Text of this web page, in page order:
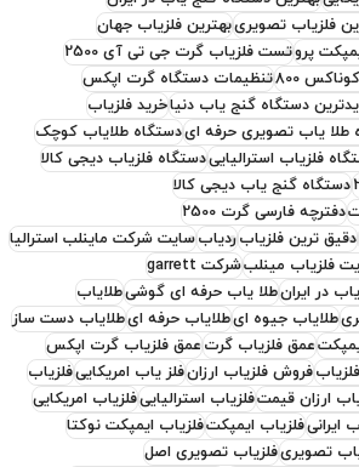
فلزیاب تصویریبهترین فلزیاب جهان
پروتست فلزیاب گرت جی تی آی 2500
800
تنظیمات دستگاه گرت اپکس
دستگاه گنج یاب دنیاخرید فلزیاب
طلا یاب تصویری حرفه ایدستگاه طلایاب کوچک
فلزیاب استرالیاییدستگاه فلزیاب دیجی کالا
دستگاه گنج یاب دیجی کالا
دفترچه فارسی گرت 2500
دقیق ترین فلزیابردیابسایت شرکت ماینلب استرالیا
فلزیاب مینلبشرکت garrett
در ایرانطلا یاب حرفه ای گوشیطلایاب
طلایاب جیوه ایطلایاب حرفه ایطلایاب دست ساز
عمق فلزیاب گرتعمق فلزیاب گرت اپکس
فروش فلزیاب ارزانفلز یاب امریکاییفلزیاب
ارزان قیمتفلزیاب استرالیاییفلزیاب امریکایی
ایرانیفلزیاب ایمپکتفلزیاب ایمپکت نوکتا
تصویریفلزیاب تصویری اصل